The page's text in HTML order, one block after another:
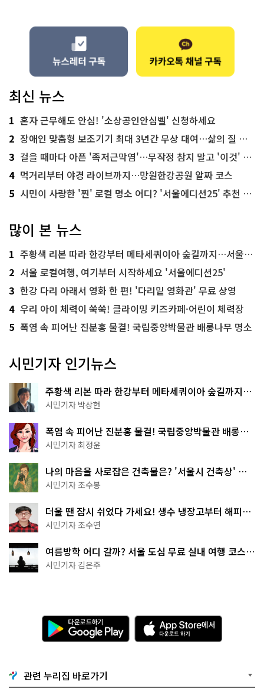
최신 뉴스
1 혼자 근무해도 안심! '소상공인안심벨' 신청하세요
2 장애인 맞춤형 보조기기 최대 3년간 무상 대여…삶의 질 높인다
3 걸을 때마다 아픈 '족저근막염'…무작정 참지 말고 '이것' 해보세요!
4 먹거리부터 야경 라이브까지…망원한강공원 알짜 코스
5 시민이 사랑한 '찐' 로컬 명소 어디? '서울에디션25' 추천 코스
많이 본 뉴스
1 주황색 리본 따라 한강부터 메타세쿼이아 숲길까지…서울둘레길 15코스
2 서울 로컬여행, 여기부터 시작하세요 '서울에디션25'
3 한강 다리 아래서 영화 한 편! '다리밑 영화관' 무료 상영
4 우리 아이 체력이 쑥쑥! 클라이밍 키즈카페·어린이 체력장
5 폭염 속 피어난 진분홍 물결! 국립중앙박물관 배롱나무 명소
시민기자 인기뉴스
주황색 리본 따라 한강부터 메타세쿼이아 숲길까지…
서울둘레길 15코스
시민기자 박상현
폭염 속 피어난 진분홍 물결! 국립중앙박물관 배롱나
무 명소
시민기자 최정윤
나의 마음을 사로잡은 건축물은? '서울시 건축상' 수
상작 공개!
시민기자 조수봉
더울 땐 잠시 쉬었다 가세요! 생수 냉장고부터 해피소
·무더위쉼터까지
시민기자 조수연
여름방학 어디 갈까? 서울 도심 무료 실내 여행 코스
추천
시민기자 김은주
다
운
로
기
G
A
p
p
관련 누리집 바로가기